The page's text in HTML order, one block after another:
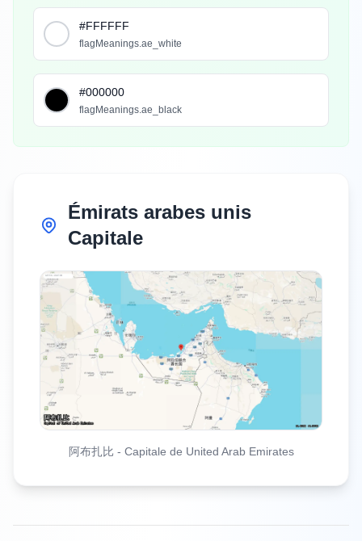
#FFFFFF
flagMeanings.ae_white
#000000
flagMeanings.ae_black
Émirats arabes unis
Capitale
阿布扎比 - Capitale de United Arab Emirates